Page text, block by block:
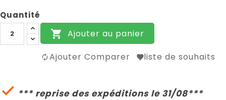
Quantité
 Ajouter au panier
Ajouter Comparer liste de souhaits
 *** reprise des expéditions le 31/08***